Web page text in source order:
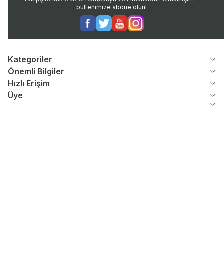
bültenimize abone olun!
Facebook
TwitterYoutubeInstagram
Kategoriler
Önemli Bilgiler
Hızlı Erişim
Üye